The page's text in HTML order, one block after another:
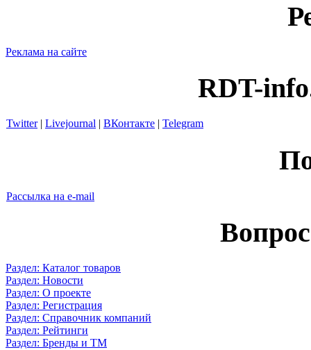
Реклама на сайте
RDT-
Twitter| Livejournal | ВКонтакте | Telegram
Рассылка на e-mail
Раздел: Каталог товаров
Раздел: Новости
Раздел: О проекте
Раздел: Регистрация
Раздел: Справочник компаний
Раздел: Рейтинги
Раздел: Бренды и ТМ